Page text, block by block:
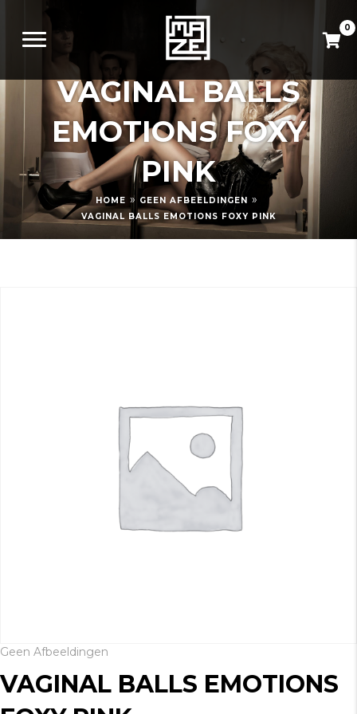
0
VAGINAL BALLS
EMOTIONS FOXY
PINK
HOME » GEEN AFBEELDINGEN »
VAGINAL BALLS EMOTIONS FOXY PINK
Geen Afbeeldingen
VAGINAL BALLS EMOTIONS